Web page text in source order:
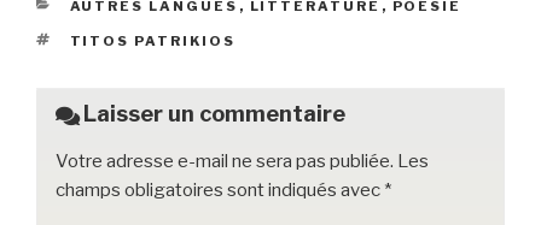
b
o
k
et
CATÉGORIES
AUTRES LANGUES , LITTÉRATURE , POÉSIE
ÉTIQUETTES
TITOS PATRIKIOS
Laisser un commentaire
Votre adresse e-mail ne sera pas publiée. Les
champs obligatoires sont indiqués avec *